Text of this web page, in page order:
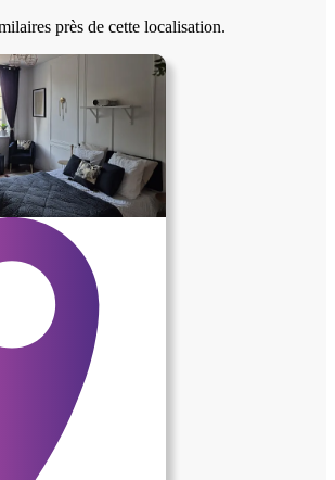
près de cette localisation.